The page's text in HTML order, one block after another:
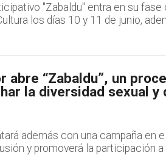
"Zabaldu" entra en su
los días 10 y 11 de junio,
abre “Zabaldu”, un
la diversidad sexual y
además con una campaña en
y promoverá la participación a